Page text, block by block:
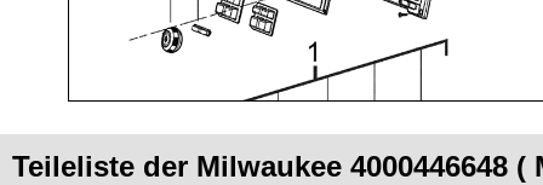
Teileliste der Milwaukee 4000446648 (